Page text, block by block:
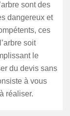
sont des
dangereux et
ces
soit
le
du devis sans
à vous
réaliser.